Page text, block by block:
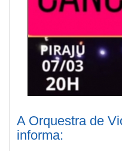
A Orquestra de
informa: